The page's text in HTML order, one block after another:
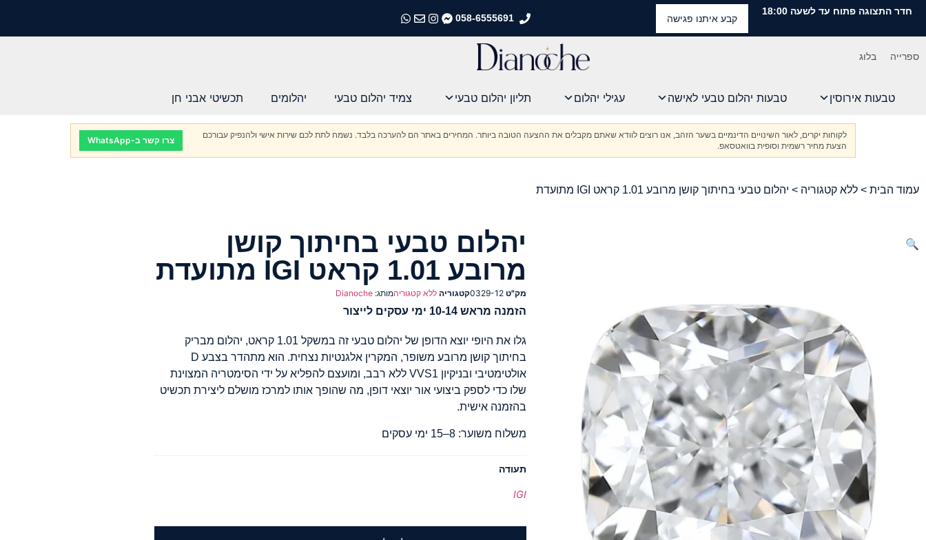
חדר התצוגה פתוח עד לשעה 18:00
קבע איתנו פגישה 058-6555691
התקשרו אלינו
התקשרו אלינו
התקשרו אלינו
התקשרו אלינו
ספרייה בלוג
טבעות אירוסין טבעות יהלום טבעי לאישה עגילי יהלום תליון יהלום טבעי צמיד יהלום טבעי יהלומים תכשיטי אבני חן
לקוחות יקרים, לאור השינויים הדינמיים בשער הזהב, אנו רוצים לוודא שאתם מקבלים את ההצעה הטובה ביותר. המחירים באתר הם להערכה בלבד. נשמח לתת לכם שירות אישי ולהנפיק עבורכם
הצעת מחיר רשמית וסופית בוואטסאפ.
צרו קשר ב-WhatsApp
עמוד הבית > ללא קטגוריה > יהלום טבעי בחיתוך קושן מרובע 1.01 קראט IGI מתועדת
🔍
יהלום טבעי בחיתוך קושן
מרובע 1.01 קראט IGI מתועדת
מק"ט 0329-12קטגוריה ללא קטגוריהמותג: Dianoche
הזמנה מראש 10-14 ימי עסקים לייצור
גלו את היופי יוצא הדופן של יהלום טבעי זה במשקל 1.01 קראט, יהלום מבריק
בחיתוך קושן מרובע משופר, המקרין אלגנטיות נצחית. הוא מתהדר בצבע D
אולטימטיבי ובניקיון VVS1 ללא רבב, ומועצם להפליא על ידי הסימטריה המצוינת
שלו כדי לספק ביצועי אור יוצאי דופן, מה שהופך אותו למרכז מושלם ליצירת תכשיט
בהזמנה אישית.
משלוח משוער: 8–15 ימי עסקים
תעודה
IGI